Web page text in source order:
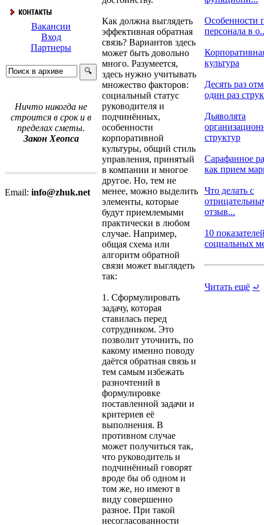
Вакансии
Вход
Партнеры
Ничто никогда не
строится в срок и в
пределах сметы.
Закон Хеопса
Email: info@zhuk.net
Как должна выглядеть
эффективная обратная
связь? Вариантов здесь
может быть довольно
много. Разумеется,
здесь нужно учитывать
множество факторов:
социальный статус
руководителя и
подчинённых,
особенности
корпоративной
культуры, общий стиль
управления, принятый
в компании и многое
другое. Но, тем не
менее, можно выделить
элементы, которые
будут приемлемыми
практически в любом
случае. Например,
общая схема или
алгоритм обратной
связи может выглядеть
так:
1. Сформулировать
задачу, которая
ставилась перед
сотрудником. Это
позволит уточнить, по
какому именно поводу
даётся обратная связь и
тем самым избежать
разночтений в
формулировке
поставленной задачи и
критериев её
выполнения. В
противном случае
может получиться так,
что руководитель и
подчинённый говорят
вроде бы об одном и
том же, но имеют в
виду совершенно
разное. При такой
несогласованности
Особенности
персонала в
культура
Десять раз
один раз
Дьяволята
структур
Сарафанное
как прием
Что делать с
отзыв...
10
социальных
Читать ещё ⤾